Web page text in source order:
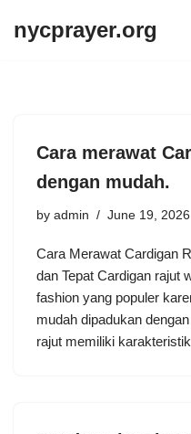
nycprayer.org
Cara merawat
dengan mudah.
by admin June 19, 2026
Cara Merawat Cardigan
dan Tepat Cardigan rajut
fashion yang populer
mudah dipadukan
rajut memiliki